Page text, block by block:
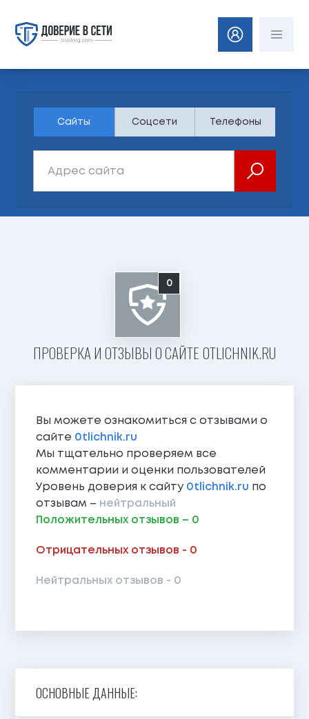
Сайты Соцсети Телефоны
0
ПРОВЕРКА И ОТЗЫВЫ О САЙТЕ 0TLICHNIK.RU
Вы можете ознакомиться с отзывами о
сайте 0tlichnik.ru
Мы тщательно проверяем все
комментарии и оценки пользователей
Уровень доверия к сайту 0tlichnik.ru по
отзывам – нейтральный
Положительных отзывов – 0
Отрицательных отзывов - 0
Нейтральных отзывов - 0
ОСНОВНЫЕ ДАННЫЕ: